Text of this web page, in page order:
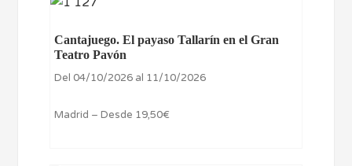
Cantajuego. El payaso Tallarín en el Gran
Teatro Pavón
Del 04/10/2026 al 11/10/2026
Madrid – Desde 19,50€